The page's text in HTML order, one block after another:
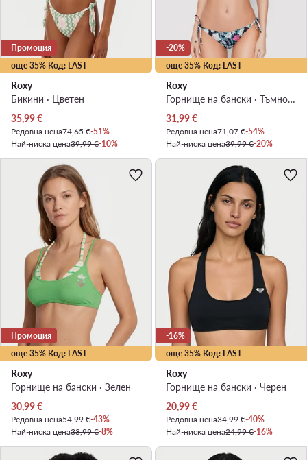
още 35% Код: LAST
Промоция
Roxy
Бикини · Цветен
Актуална цена
35,99€
Редовна цена74,65 €-51%
Най-ниска цена39,99 €-10%
още 35% Код: LAST
-20%
Roxy
Горнище на бански · Тъмносин
Актуална цена
31,99€
Редовна цена71,07 €-54%
Най-ниска цена39,99 €-20%
още 35% Код: LAST
Промоция
Roxy
Горнище на бански · Зелен
Актуална цена
30,99€
Редовна цена54,99 €-43%
Най-ниска цена33,99 €-8%
още 35% Код: LAST
-16%
Roxy
Горнище на бански · Черен
Актуална цена
20,99€
Редовна цена34,99 €-40%
Най-ниска цена24,99 €-16%